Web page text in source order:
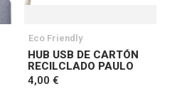
Eco Friendly
HUB USB DE CARTÓN
RECILCLADO PAULO
4,00 €